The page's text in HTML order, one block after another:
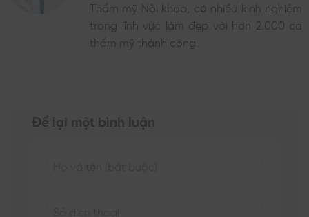
Thẩm mỹ Nội khoa, có nhiều kinh nghiệm
trong lĩnh vực làm đẹp với hơn 2.000 ca
thẩm mỹ thành công.
Để lại một bình luận